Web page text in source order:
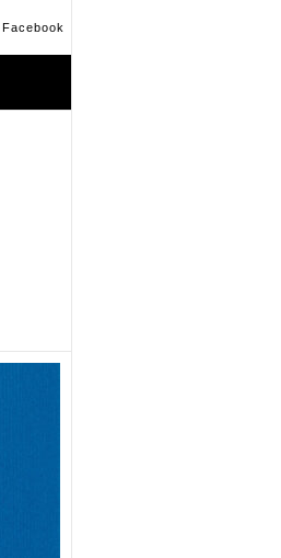
Facebook